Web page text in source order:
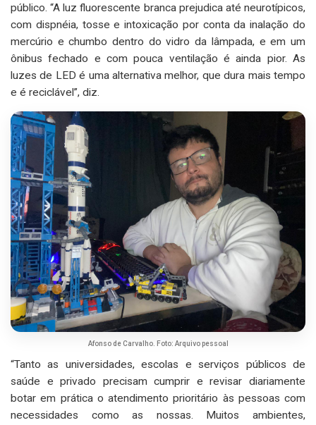
público. “A luz fluorescente branca prejudica até neurotípicos,
com dispnéia, tosse e intoxicação por conta da inalação do
mercúrio e chumbo dentro do vidro da lâmpada, e em um
ônibus fechado e com pouca ventilação é ainda pior. As
luzes de LED é uma alternativa melhor, que dura mais tempo
e é reciclável”, diz.
Afonso de Carvalho. Foto: Arquivo pessoal
“Tanto as universidades, escolas e serviços públicos de
saúde e privado precisam cumprir e revisar diariamente
botar em prática o atendimento prioritário às pessoas com
necessidades como as nossas. Muitos ambientes,